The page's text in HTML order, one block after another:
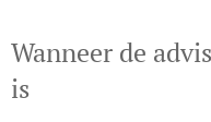
Wanneer de
is